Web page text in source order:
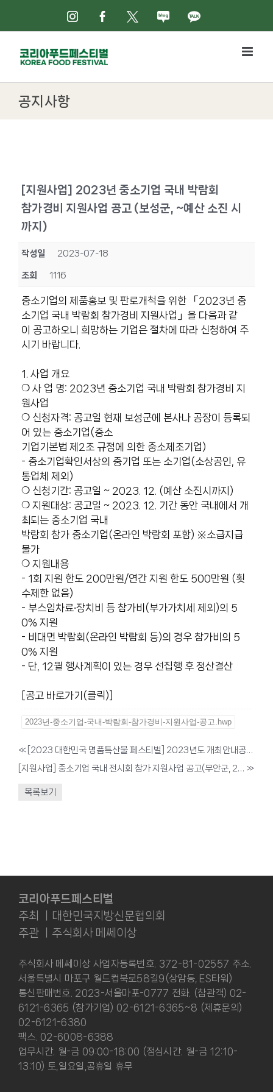
인스타그램
페이스북
X 네이버블로그
카카오톡
공지사항
[지원사업] 2023년 중소기업 국내 박람회
참가경비 지원사업 공고 (보성군, ~예산 소진 시
까지)
작성일 2023-07-18
조회 1116
중소기업의 제품홍보 및 판로개척을 위한 「2023년 중
소기업 국내 박람회 참가경비 지원사업」을 다음과 같
이 공고하오니 희망하는 기업은 절차에 따라 신청하여 주
시기 바랍니다.
1. 사업 개요
❍ 사 업 명: 2023년 중소기업 국내 박람회 참가경비 지
원사업
❍ 신청자격: 공고일 현재 보성군에 본사나 공장이 등록되
어 있는 중소기업(중소
기업기본법 제2조 규정에 의한 중소제조기업)
- 중소기업확인서상의 중기업 또는 소기업(소상공인, 유
통업체 제외)
❍ 신청기간: 공고일 ~ 2023. 12. (예산 소진시까지)
❍ 지원대상: 공고일 ~ 2023. 12. 기간 동안 국내에서 개
최되는 중소기업 국내
박람회 참가 중소기업(온라인 박람회 포함) ※소급지급
불가
❍ 지원내용
- 1회 지원 한도 200만원/연간 지원 한도 500만원 (횟
수제한 없음)
- 부스임차료‧장치비 등 참가비(부가가치세 제외)의 5
0% 지원
- 비대면 박람회(온라인 박람회 등)의 경우 참가비의 5
0% 지원
- 단, 12월 행사계획이 있는 경우 선집행 후 정산결산
[공고 바로가기(클릭)]
2023년-중소기업-국내-박람회-참가경비-지원사업-공고.hwp
«
[2023 대한민국 명품특산물 페스티벌] 2023년도 개최안내공문 및 제안서
[지원사업] 중소기업 국내 전시회 참가 지원사업 공고(무안군, 2월 ~ 11월까지) »
목록보기
코리아푸드페스티벌
주최 ㅣ대한민국지방신문협의회
주관 ㅣ주식회사 메쎄이상
주식회사 메쎄이상 사업자등록번호. 372-81-02557 주소.
서울특별시 마포구 월드컵북로58길9(상암동, ES타워)
통신판매번호. 2023-서울마포-0777 전화. (참관객) 02-
6121-6365 (참가기업) 02-6121-6365~8 (제휴문의)
02-6121-6380
팩스. 02-6008-6388
업무시간. 월-금 09:00-18:00 (점심시간. 월-금 12:10-
13:10) 토,일요일,공휴일 휴무